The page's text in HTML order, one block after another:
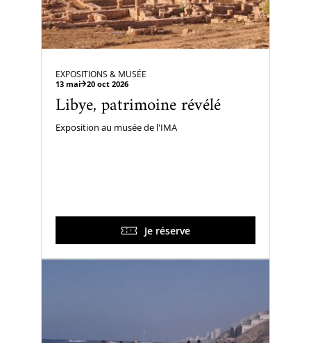
EXPOSITIONS & MUSÉE
13 mai 20 oct 2026
Libye, patrimoine révélé
Exposition au musée de l'IMA
Je réserve